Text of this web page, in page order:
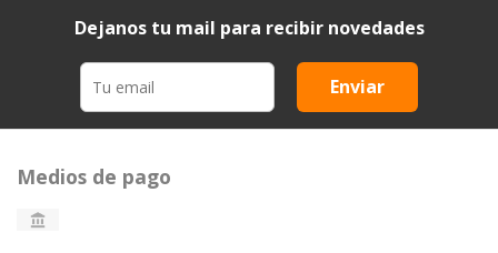
Dejanos tu mail para recibir novedades
Enviar
Medios de pago